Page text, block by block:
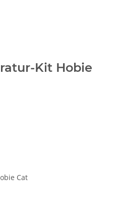
Kit Hobie
Cat